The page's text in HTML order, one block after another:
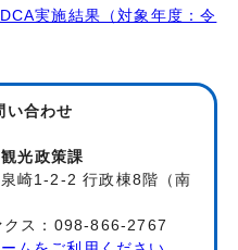
実施結果（対象年度：令
い合わせ
光政策課
崎1-2-2 行政棟8階（南
ス：098-866-2767